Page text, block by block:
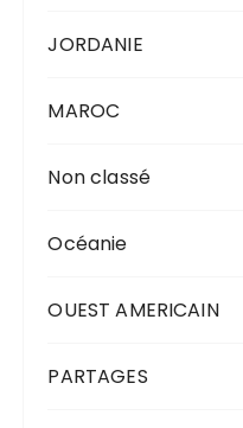
JORDANIE
MAROC
Non classé
Océanie
OUEST AMERICAIN
PARTAGES